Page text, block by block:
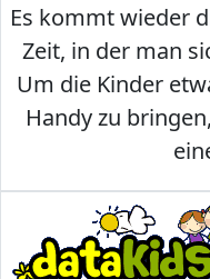
Es kommt wieder
Zeit, in der man
Um die Kinder
Handy zu